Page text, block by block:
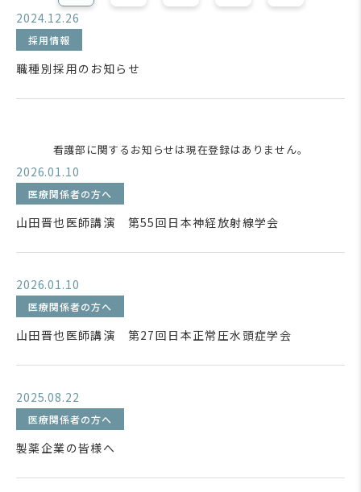
2024.12.26
採用情報
職種別採用のお知らせ
看護部に関するお知らせは現在登録はありません。
2026.01.10
医療関係者の方へ
山田晋也医師講演 第55回日本神経放射線学会
2026.01.10
医療関係者の方へ
山田晋也医師講演 第27回日本正常圧水頭症学会
2025.08.22
医療関係者の方へ
製薬企業の皆様へ